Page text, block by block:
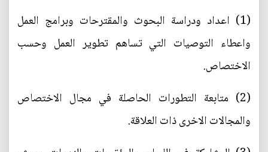
(1) اعداد ودراسة البحوث والمقترحات وبرامج العمل
واعطاء التوصيات التي تساهم تطوير العمل وحسب
الاختصاص.
(2) متابعة التطورات الحاصلة في مجال الاختصاص
والمجالات الاخرى ذات العلاقة.